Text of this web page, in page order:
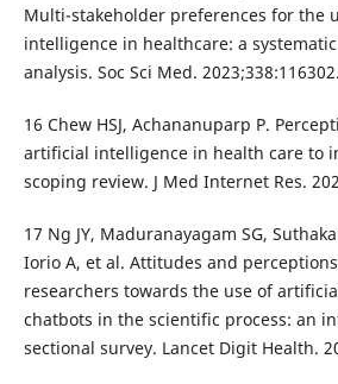
Multi-stakeholder preferences for the
intelligence in healthcare: a
analysis. Soc Sci Med. 2023;338:116302.
16 Chew HSJ, Achananuparp P.
artificial intelligence in health care to
scoping review. J Med Internet Res.
17 Ng JY, Maduranayagam SG,
Iorio A, et al. Attitudes and
researchers towards the use of
chatbots in the scientific process: an
sectional survey. Lancet Digit Health.